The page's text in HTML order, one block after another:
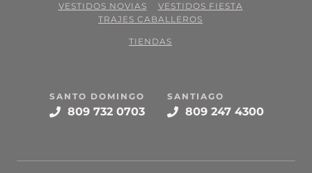
VESTIDOS NOVIAS
VESTIDOS FIESTA
TRAJES CABALLEROS
TIENDAS
SANTO DOMINGO
809 732 0703
SANTIAGO
809 247 4300